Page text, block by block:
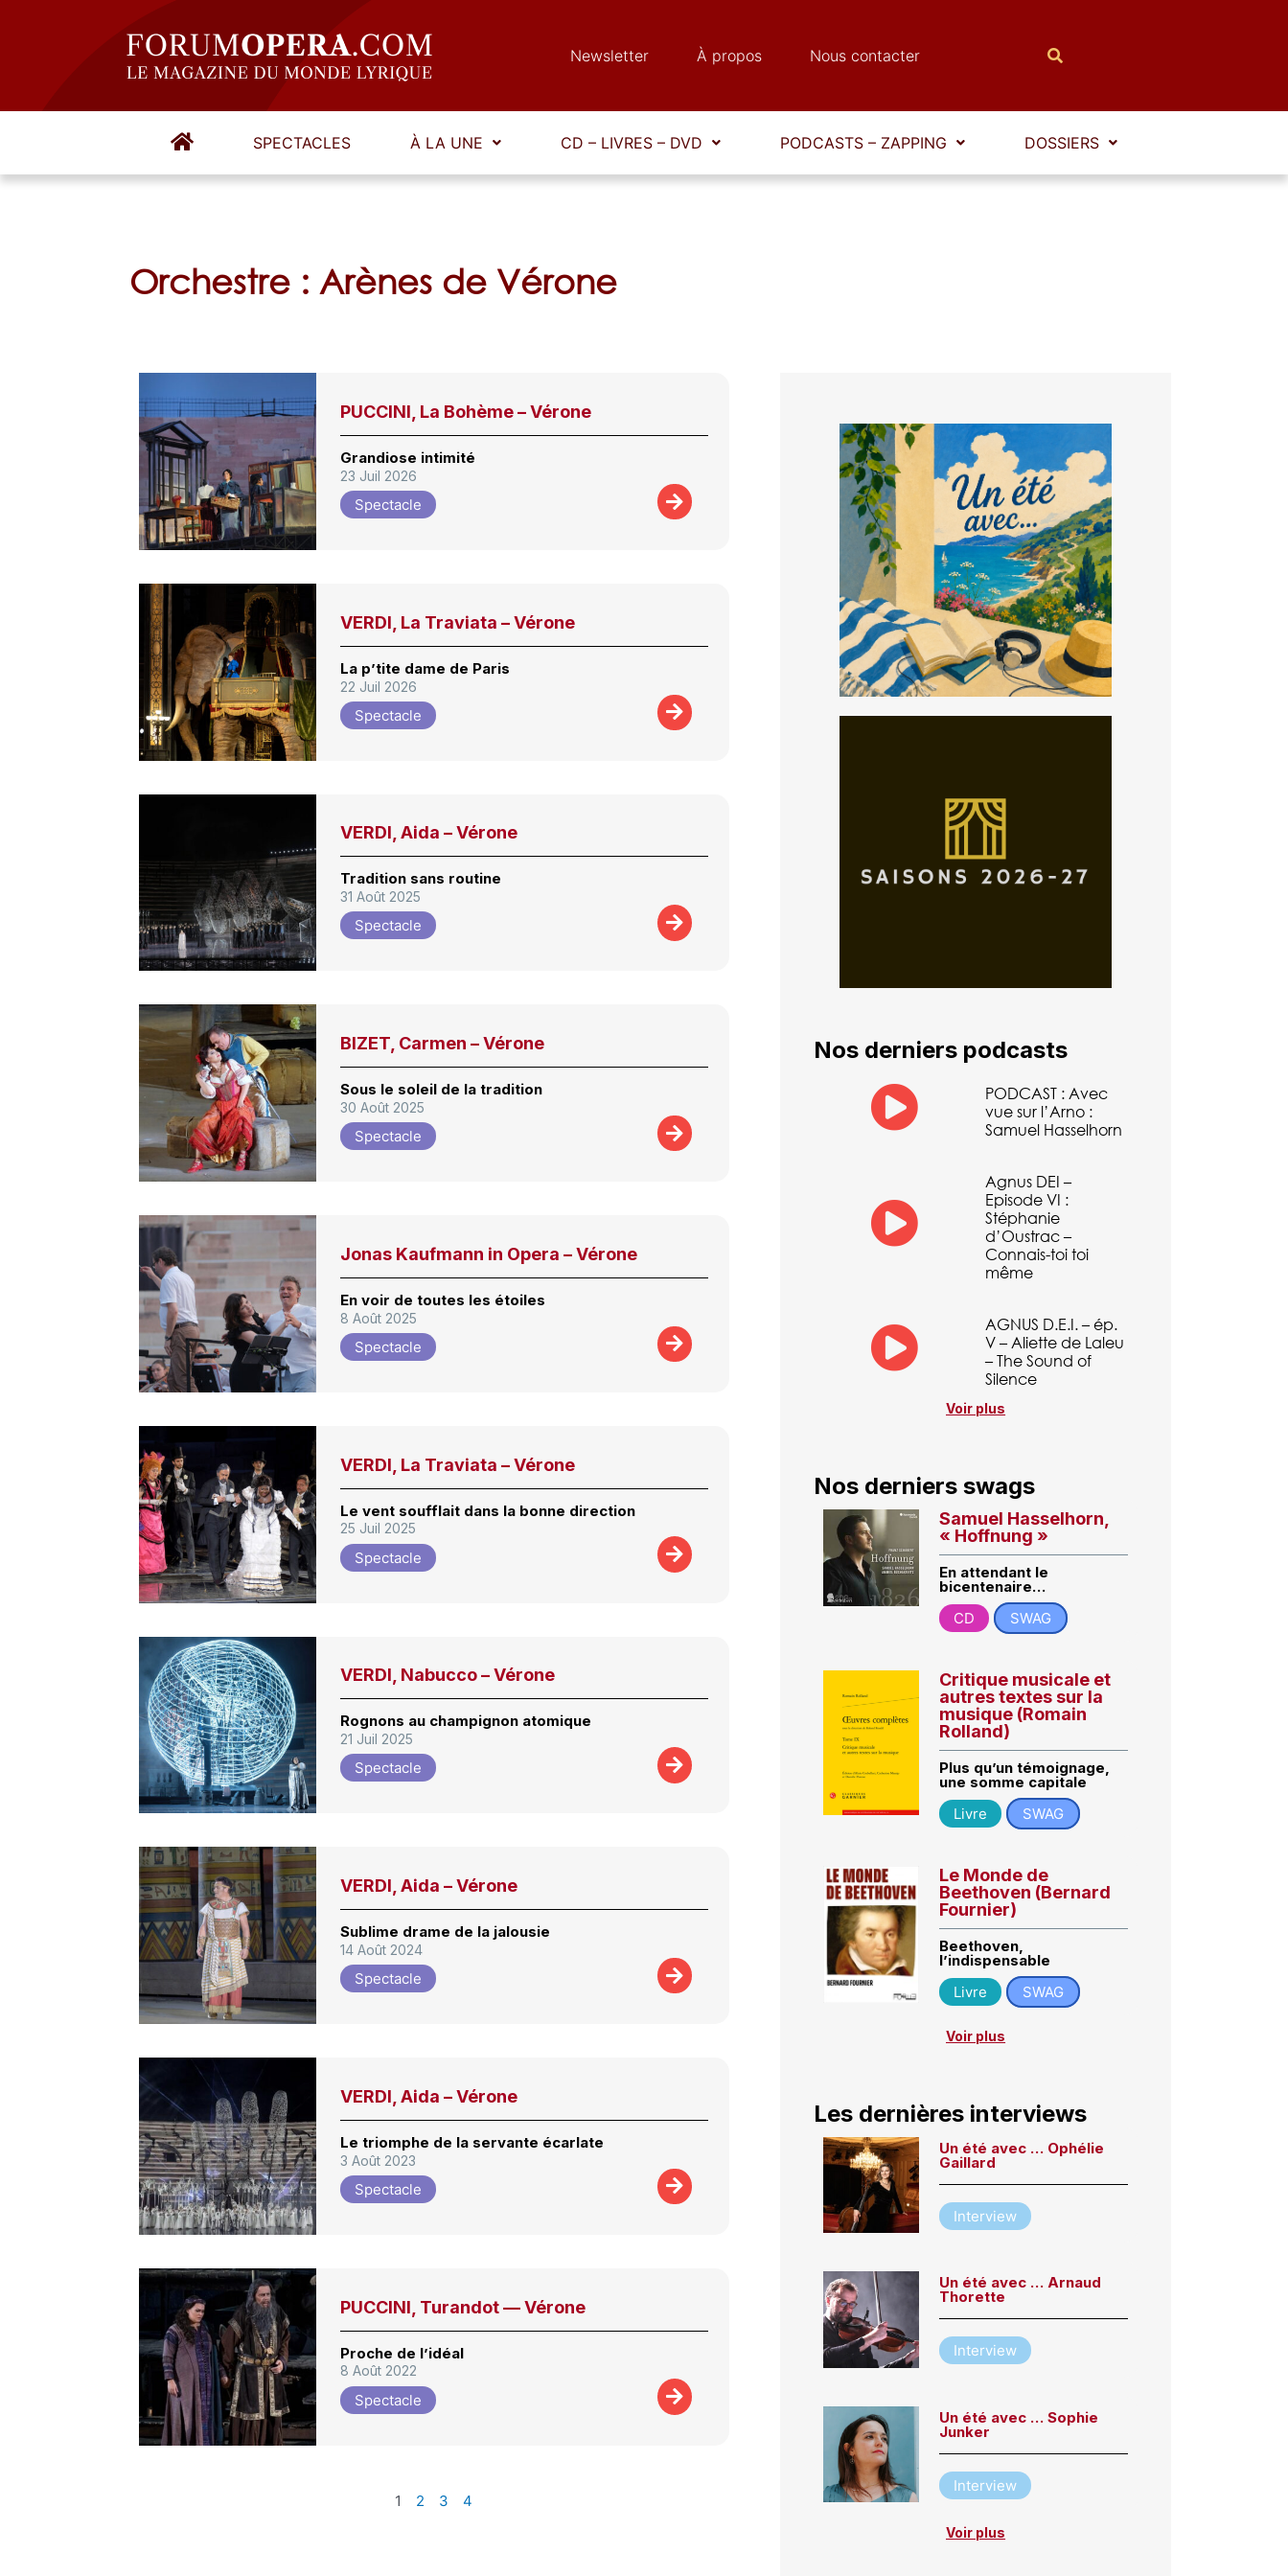
Newsletter À propos Nous contacter
SPECTACLES À LA UNE CD – LIVRES – DVD PODCASTS – ZAPPING DOSSIERS
Orchestre : Arènes de Vérone
PUCCINI, La Bohème – Vérone
Grandiose intimité
23 Juil 2026
Spectacle
VERDI, La Traviata – Vérone
La p’tite dame de Paris
22 Juil 2026
Spectacle
VERDI, Aida – Vérone
Tradition sans routine
31 Août 2025
Spectacle
BIZET, Carmen – Vérone
Sous le soleil de la tradition
30 Août 2025
Spectacle
Jonas Kaufmann in Opera – Vérone
En voir de toutes les étoiles
8 Août 2025
Spectacle
VERDI, La Traviata – Vérone
Le vent soufflait dans la bonne direction
25 Juil 2025
Spectacle
VERDI, Nabucco – Vérone
Rognons au champignon atomique
21 Juil 2025
Spectacle
VERDI, Aida – Vérone
Sublime drame de la jalousie
14 Août 2024
Spectacle
VERDI, Aida – Vérone
Le triomphe de la servante écarlate
3 Août 2023
Spectacle
PUCCINI, Turandot — Vérone
Proche de l’idéal
8 Août 2022
Spectacle
1 2 3 4
Nos derniers podcasts
PODCAST : Avec
vue sur l’Arno :
Samuel Hasselhorn
Agnus DEI –
Episode VI :
Stéphanie
d’Oustrac –
Connais-toi toi
même
AGNUS D.E.I. – ép.
V – Aliette de Laleu
– The Sound of
Silence
Voir plus
Nos derniers swags
Samuel Hasselhorn,
« Hoffnung »
En attendant le
bicentenaire…
CD
SWAG
Critique musicale et
autres textes sur la
musique (Romain
Rolland)
Plus qu’un témoignage,
une somme capitale
Livre
SWAG
Le Monde de
Beethoven (Bernard
Fournier)
Beethoven,
l’indispensable
Livre
SWAG
Voir plus
Les dernières interviews
Un été avec … Ophélie
Gaillard
Interview
Un été avec … Arnaud
Thorette
Interview
Un été avec … Sophie
Junker
Interview
Voir plus